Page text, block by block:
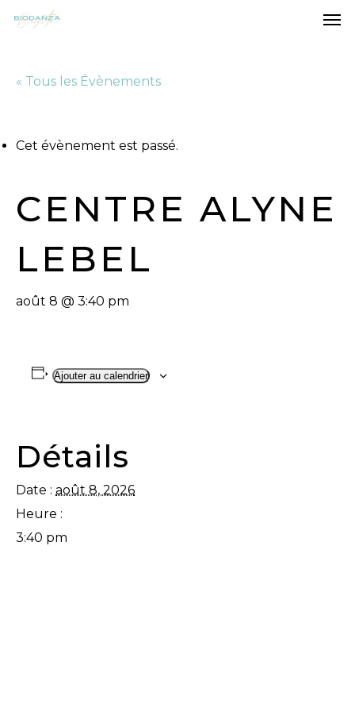
Skip
content
« Tous les Évènements
Cet évènement est passé.
CENTRE ALYNE
LEBEL
août 8 @ 3:40 pm
Ajouter au calendrier
Détails
Date : août 8, 2026
Heure :
3:40 pm